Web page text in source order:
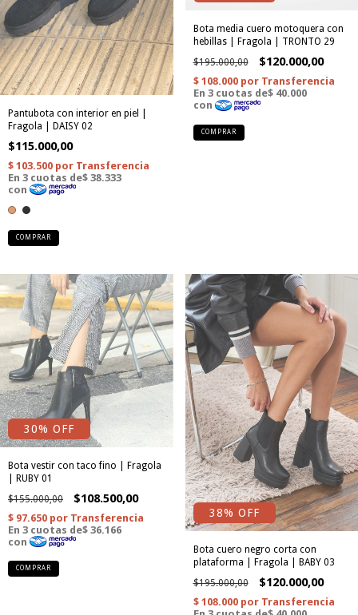
Pantubota con interior en piel |
Fragola | DAISY 02
$115.000,00
COMPRAR
Bota media cuero motoquera con
hebillas | Fragola | TRONTO 29
$195.000,00
$120.000,00
COMPRAR
30% OFF
Bota vestir con taco fino | Fragola
| RUBY 01
$155.000,00
$108.500,00
COMPRAR
38% OFF
Bota cuero negro corta con
plataforma | Fragola | BABY 03
$195.000,00
$120.000,00